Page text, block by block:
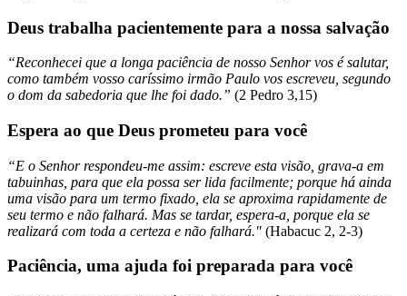
Deus trabalha pacientemente para a nossa salvação
“Reconhecei que a longa paciência de nosso Senhor vos é salutar,
como também vosso caríssimo irmão Paulo vos escreveu, segundo
o dom da sabedoria que lhe foi dado.” (2 Pedro 3,15)
Espera ao que Deus prometeu para você
“E o Senhor respondeu-me assim: escreve esta visão, grava-a em
tabuinhas, para que ela possa ser lida facilmente; porque há ainda
uma visão para um termo fixado, ela se aproxima rapidamente de
seu termo e não falhará. Mas se tardar, espera-a, porque ela se
realizará com toda a certeza e não falhará." (Habacuc 2, 2-3)
Paciência, uma ajuda foi preparada para você